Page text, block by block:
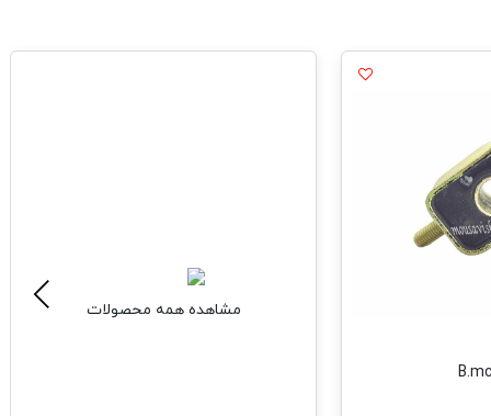
مشاهده همه محصولات